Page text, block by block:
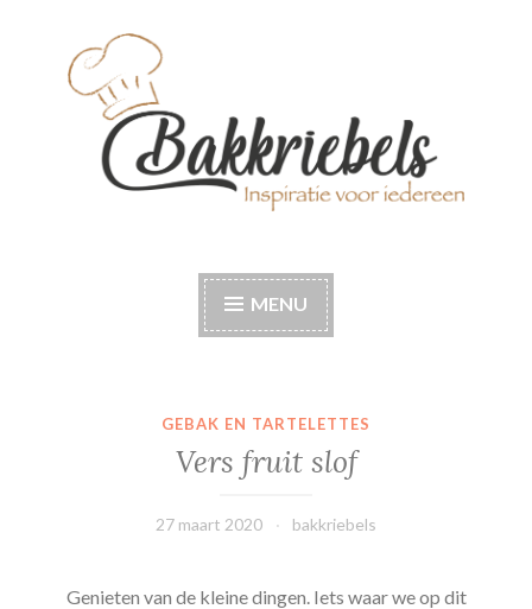
Bakkriebels
MENU
GEBAK EN TARTELETTES
Vers fruit slof
27 maart 2020 bakkriebels
Genieten van de kleine dingen. Iets waar we op dit